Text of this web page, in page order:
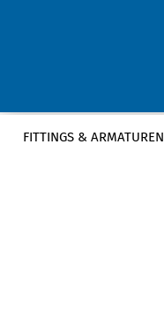
FITTINGS & ARMATUREN